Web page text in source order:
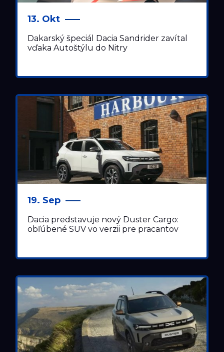
13. Okt
Dakarský špeciál Dacia Sandrider zavítal
vďaka Autoštýlu do Nitry
19. Sep
Dacia predstavuje nový Duster Cargo:
obľúbené SUV vo verzii pre pracantov